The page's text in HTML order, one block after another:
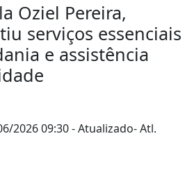
Oziel Pereira,
serviços essenciais
e assistência
2026 09:30- Atualizado- Atl.